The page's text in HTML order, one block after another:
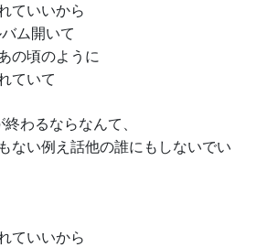
ていいから
ム開いて
の頃のように
ていて
わるならなんて、
ない例え話他の誰にもしないでい
ていいから